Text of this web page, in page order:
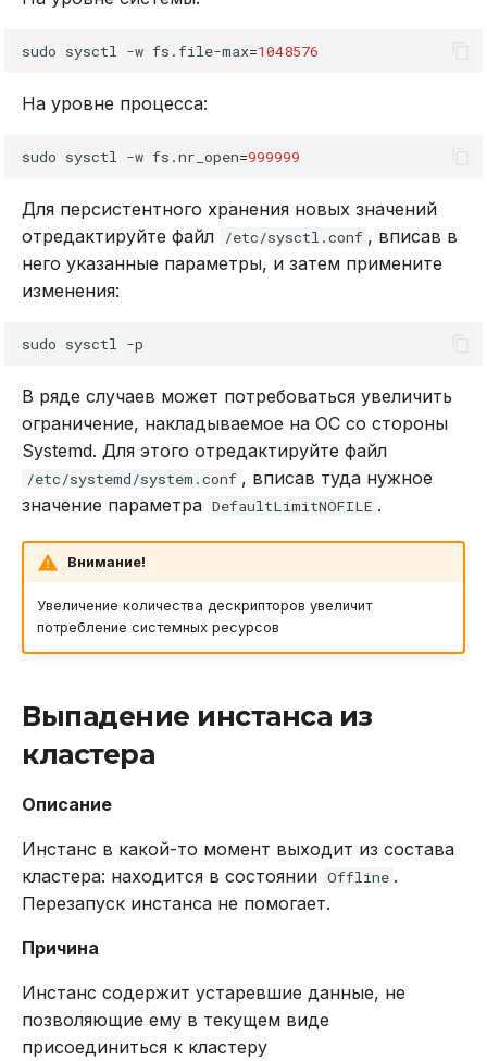
sudo sysctl -w fs.file-max=1048576
На уровне процесса:
sudo sysctl -w fs.nr_open=999999
Для персистентного хранения новых значений
отредактируйте файл
/etc/sysctl.conf , вписав в
него указанные параметры, и затем примените
изменения:
sudo sysctl
В ряде случаев может потребоваться увеличить
ограничение, накладываемое на ОС со стороны
Systemd. Для этого отредактируйте файл
/etc/systemd/system.conf , вписав туда нужное
значение параметра DefaultLimitNOFILE .
Внимание!
Увеличение количества дескрипторов увеличит
потребление системных ресурсов
Выпадение инстанса из
кластера
Описание
Инстанс в какой-то момент выходит из состава
кластера: находится в состоянии Offline .
Перезапуск инстанса не помогает.
Причина
Инстанс содержит устаревшие данные, не
позволяющие ему в текущем виде
присоединиться к кластеру